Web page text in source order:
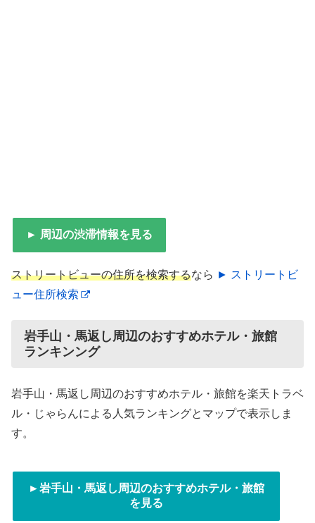
► 周辺の渋滞情報を見る
ストリートビューの住所を検索するなら ► ストリートビ
ュー住所検索
岩手山・馬返し周辺のおすすめホテル・旅館
ランキンング
岩手山・馬返し周辺のおすすめホテル・旅館を楽天トラベ
ル・じゃらんによる人気ランキングとマップで表示しま
す。
►岩手山・馬返し周辺のおすすめホテル・旅館
を見る